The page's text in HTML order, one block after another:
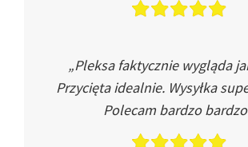
„Pleksa faktycznie wygląda
Przycięta idealnie. Wysyłka
Polecam bardzo